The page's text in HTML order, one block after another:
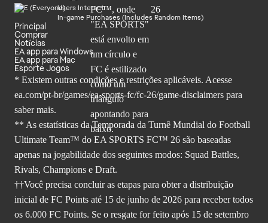
Users Interact
In-game Purchases (Includes Random Items)
Principal
Comprar
Notícias
EA app para Windows
EA app para Mac
Esporte Jogos
* Existem outras condições e restrições aplicáveis. Acesse
ea.com/pt-br/games/ea-sports-fc/fc-26/game-disclaimers para
saber mais.
** As estatísticas da Temporada da Turnê Mundial do Football
Ultimate Team™ do EA SPORTS FC™ 26 são baseadas
apenas na jogabilidade dos seguintes modos: Squad Battles,
Rivals, Champions e Draft.
††Você precisa concluir as etapas para obter a distribuição
inicial de FC Points até 15 de junho de 2026 para receber todos
os 6.000 FC Points. Se o resgate for feito após 15 de setembro